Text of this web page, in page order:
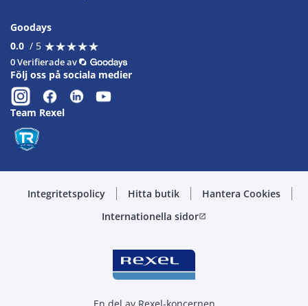
Goodays
0.0 / 5 ★★★★★
★★★★★
0 Verifierade av
Följ oss på sociala medier
Team Rexel
Integritetspolicy Hitta butik
Hantera Cookies
Internationella sidoropen_in_new